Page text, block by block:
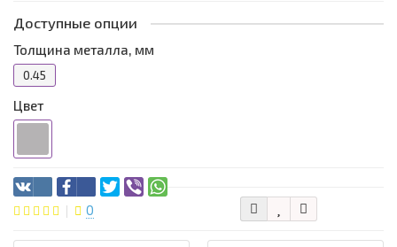
Доступные опции
Толщина металла, мм
0.45
Цвет
0